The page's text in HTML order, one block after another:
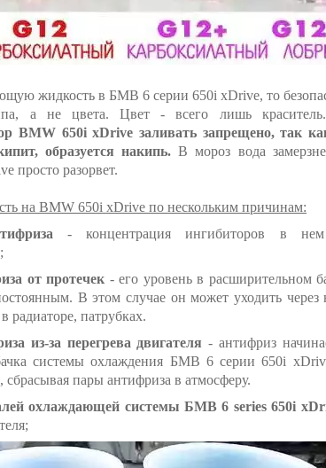
жидкость в БМВ 6 серии 650i xDrive, то
а не цвета. Цвет - всего лишь
BMW 650i xDrive заливать запрещено, так
образуется накипь. В мороз вода
просто разорвет.
на BMW 650i xDrive по нескольким причинам:
- концентрация ингибиторов в нем
от протечек - его уровень в расширительном
В этом случае он может уходить через
радиаторе, патрубках.
из-за перегрева двигателя - антифриз
системы охлаждения БМВ 6 серии 650i
пары антифриза в атмосферу.
охлаждающей системы БМВ 6 series 650i